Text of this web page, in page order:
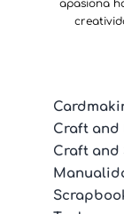
apasiona
Craft and
Craft and